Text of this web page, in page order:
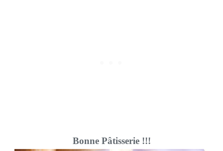
Bonne Pâtisserie !!!